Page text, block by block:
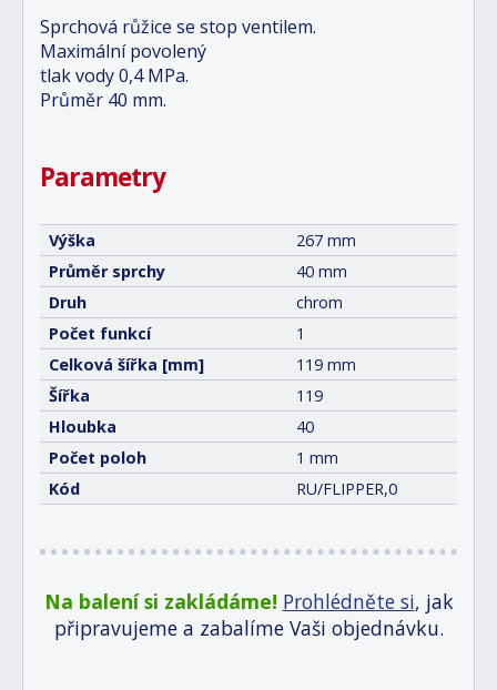
Sprchová růžice se stop ventilem.
Maximální povolený
tlak vody 0,4 MPa.
Průměr 40 mm.
Parametry
Výška
267 mm
Průměr sprchy
40 mm
Druh
chrom
Počet funkcí
1
Celková šířka [mm]
119 mm
Šířka
119
Hloubka
40
Počet poloh
1 mm
Kód
RU/FLIPPER,0
Na balení si zakládáme! Prohlédněte si, jak
připravujeme a zabalíme Vaši objednávku.